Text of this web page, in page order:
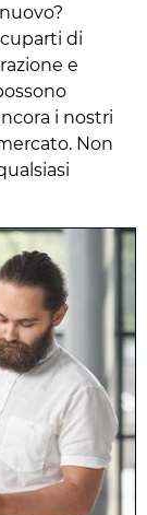
di
e
i nostri
Non